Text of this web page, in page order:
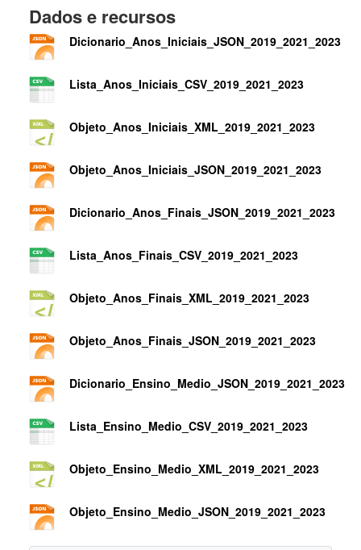
Dados e recursos
Dicionario_Anos_Iniciais_JSON_2019_2021_2023
Lista_Anos_Iniciais_CSV_2019_2021_2023
Objeto_Anos_Iniciais_XML_2019_2021_2023
Objeto_Anos_Iniciais_JSON_2019_2021_2023
Dicionario_Anos_Finais_JSON_2019_2021_2023
Lista_Anos_Finais_CSV_2019_2021_2023
Objeto_Anos_Finais_XML_2019_2021_2023
Objeto_Anos_Finais_JSON_2019_2021_2023
Dicionario_Ensino_Medio_JSON_2019_2021_2023
Lista_Ensino_Medio_CSV_2019_2021_2023
Objeto_Ensino_Medio_XML_2019_2021_2023
Objeto_Ensino_Medio_JSON_2019_2021_2023